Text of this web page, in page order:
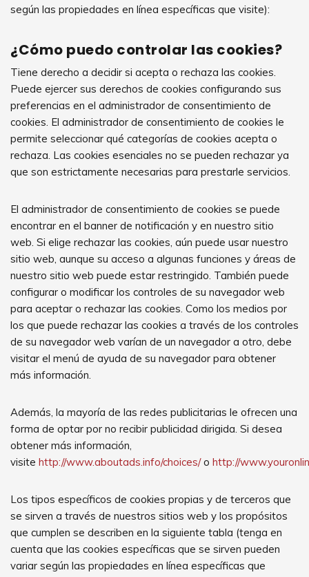
según las propiedades en línea específicas que visite):
¿Cómo puedo controlar las cookies?
Tiene derecho a decidir si acepta o rechaza las cookies.
Puede ejercer sus derechos de cookies configurando sus
preferencias en el administrador de consentimiento de
cookies. El administrador de consentimiento de cookies le
permite seleccionar qué categorías de cookies acepta o
rechaza. Las cookies esenciales no se pueden rechazar ya
que son estrictamente necesarias para prestarle servicios.
El administrador de consentimiento de cookies se puede
encontrar en el banner de notificación y en nuestro sitio
web. Si elige rechazar las cookies, aún puede usar nuestro
sitio web, aunque su acceso a algunas funciones y áreas de
nuestro sitio web puede estar restringido. También puede
configurar o modificar los controles de su navegador web
para aceptar o rechazar las cookies. Como los medios por
los que puede rechazar las cookies a través de los controles
de su navegador web varían de un navegador a otro, debe
visitar el menú de ayuda de su navegador para obtener
más información.
Además, la mayoría de las redes publicitarias le ofrecen una
forma de optar por no recibir publicidad dirigida. Si desea
obtener más información,
visite http://www.aboutads.info/choices/o http://
Los tipos específicos de cookies propias y de terceros que
se sirven a través de nuestros sitios web y los propósitos
que cumplen se describen en la siguiente tabla (tenga en
cuenta que las cookies específicas que se sirven pueden
variar según las propiedades en línea específicas que